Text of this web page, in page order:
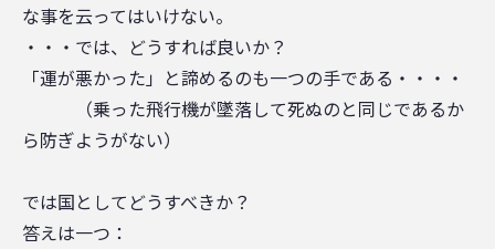
な事を云ってはいけない。
・・・では、どうすれば良いか？
「運が悪かった」と諦めるのも一つの手である・・・・
（乗った飛行機が墜落して死ぬのと同じであるか
ら防ぎようがない）
では国としてどうすべきか？
答えは一つ：